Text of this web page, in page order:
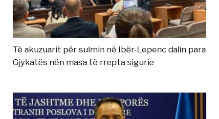
Të akuzuarit për sulmin në Ibër-Lepenc dalin para
Gjykatës nën masa të rrepta sigurie